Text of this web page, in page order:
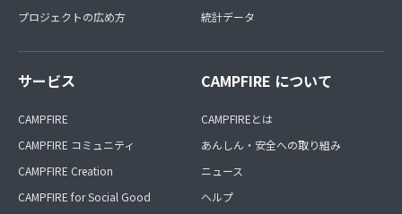
プロジェクトの広め方
統計データ
サービス
CAMPFIRE
CAMPFIRE コミュニティ
CAMPFIRE Creation
CAMPFIRE for Social Good
CAMPFIRE について
CAMPFIREとは
あんしん・安全への取り組み
ニュース
ヘルプ